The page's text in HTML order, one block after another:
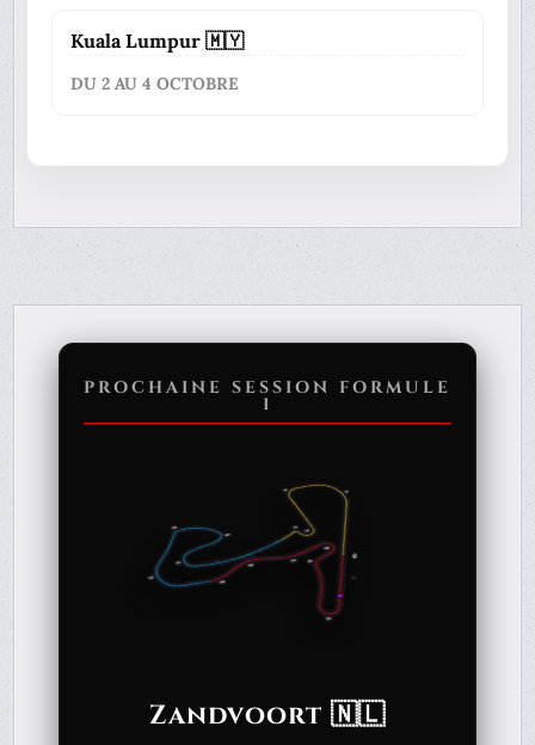
Kuala Lumpur 🇲🇾
DU 2 AU 4 OCTOBRE
PROCHAINE SESSION FORMULE
1
Zandvoort 🇳🇱